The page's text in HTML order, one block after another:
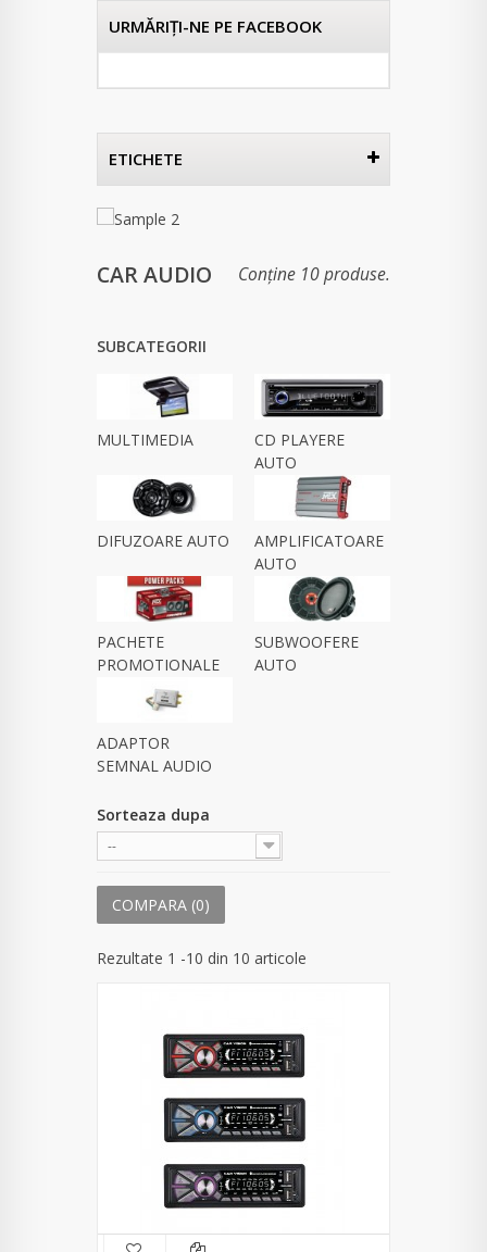
URMĂRIŢI-NE PE FACEBOOK
ETICHETE
CAR AUDIO Conține 10 produse.
SUBCATEGORII
MULTIMEDIA
CD PLAYERE
AUTO
DIFUZOARE AUTO
AMPLIFICATOARE
AUTO
PACHETE
PROMOTIONALE
SUBWOOFERE
AUTO
ADAPTOR
SEMNAL AUDIO
Sorteaza dupa
--
COMPARA (0)
Rezultate 1 -10 din 10 articole